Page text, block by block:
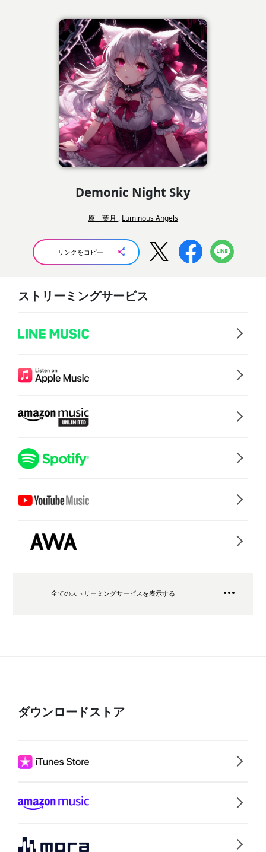
Demonic Night Sky
原 葉月 , Luminous Angels
リンクをコピー
ストリーミングサービス
全てのストリーミングサービスを表示する
ダウンロードストア